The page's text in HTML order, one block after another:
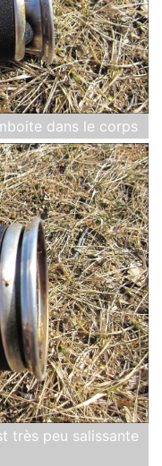
dans le corps
très peu salissante